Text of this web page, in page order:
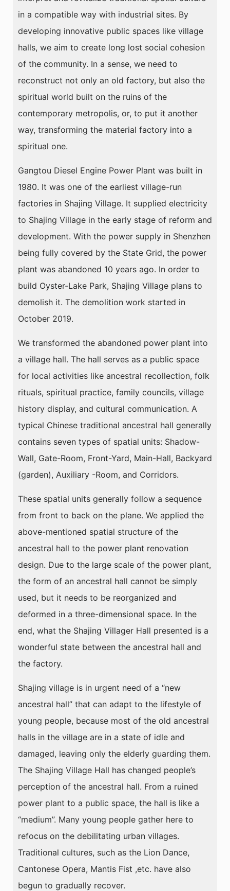
in a compatible way with industrial sites. By
developing innovative public spaces like village
halls, we aim to create long lost social cohesion
of the community. In a sense, we need to
reconstruct not only an old factory, but also the
spiritual world built on the ruins of the
contemporary metropolis, or, to put it another
way, transforming the material factory into a
spiritual one.
Gangtou Diesel Engine Power Plant was built in
1980. It was one of the earliest village-run
factories in Shajing Village. It supplied electricity
to Shajing Village in the early stage of reform and
development. With the power supply in Shenzhen
being fully covered by the State Grid, the power
plant was abandoned 10 years ago. In order to
build Oyster-Lake Park, Shajing Village plans to
demolish it. The demolition work started in
October 2019.
We transformed the abandoned power plant into
a village hall. The hall serves as a public space
for local activities like ancestral recollection, folk
rituals, spiritual practice, family councils, village
history display, and cultural communication. A
typical Chinese traditional ancestral hall generally
contains seven types of spatial units: Shadow-
Wall, Gate-Room, Front-Yard, Main-Hall, Backyard
(garden), Auxiliary -Room, and Corridors.
These spatial units generally follow a sequence
from front to back on the plane. We applied the
above-mentioned spatial structure of the
ancestral hall to the power plant renovation
design. Due to the large scale of the power plant,
the form of an ancestral hall cannot be simply
used, but it needs to be reorganized and
deformed in a three-dimensional space. In the
end, what the Shajing Villager Hall presented is a
wonderful state between the ancestral hall and
the factory.
Shajing village is in urgent need of a “new
ancestral hall” that can adapt to the lifestyle of
young people, because most of the old ancestral
halls in the village are in a state of idle and
damaged, leaving only the elderly guarding them.
The Shajing Village Hall has changed people’s
perception of the ancestral hall. From a ruined
power plant to a public space, the hall is like a
“medium”. Many young people gather here to
refocus on the debilitating urban villages.
Traditional cultures, such as the Lion Dance,
Cantonese Opera, Mantis Fist ,etc. have also
begun to gradually recover.